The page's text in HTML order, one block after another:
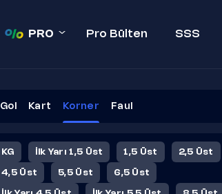
PRO Pro Bülten SSS
Gol Kart Korner Faul
KG İlk Yarı 1,5 Üst 1,5 Üst 2,5 Üst
4,5 Üst 5,5 Üst 6,5 Üst